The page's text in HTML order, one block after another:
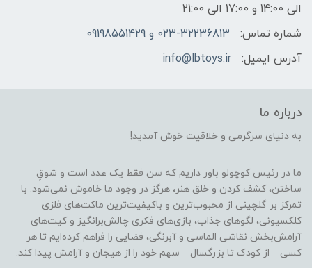
الی 14:00 و 17:00 الی 21:00
شماره تماس:
023-32236813 و 09198551429
آدرس ایمیل:
info@lbtoys.ir
درباره ما
به دنیای سرگرمی و خلاقیت خوش آمدید!
ما در رئیس کوچولو باور داریم که سن فقط یک عدد است و شوقِ
ساختن، کشف کردن و خلق هنر، هرگز در وجود ما خاموش نمی‌شود. با
تمرکز بر گلچینی از محبوب‌ترین و باکیفیت‌ترین ماکت‌های فلزی
کلکسیونی، لگوهای جذاب، بازی‌های فکری چالش‌برانگیز و کیت‌های
آرامش‌بخش نقاشی الماسی و آبرنگی، فضایی را فراهم کرده‌ایم تا هر
کسی – از کودک تا بزرگسال – سهم خود را از هیجان و آرامش پیدا کند.